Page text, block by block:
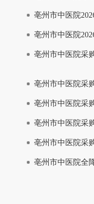
亳州市中医院
亳州市中医院
亳州市中医院采
亳州市中医院采
亳州市中医院采
亳州市中医院采
亳州市中医院采
亳州市中医院全